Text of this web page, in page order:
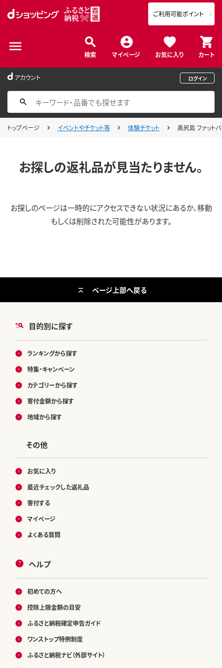
検索 マイページ お気に入り カート
ご利用可能ポイント
アカウント ログイン
トップページ イベントやチケット等 体験チケット 奥尻島 ファット
お探しの返礼品が見当たりません。
お探しのページは一時的にアクセスできない状況にあるか、移動
もしくは削除された可能性があります。
目的別に探す
ランキングから探す
特集・キャンペーン
カテゴリーから探す
寄付金額から探す
地域から探す
その他
お気に入り
最近チェックした返礼品
寄付する
マイページ
よくある質問
ヘルプ
初めての方へ
控除上限金額の目安
ふるさと納税確定申告ガイド
ワンストップ特例制度
ふるさと納税ナビ（外部サイト）
ページ上部へ戻る